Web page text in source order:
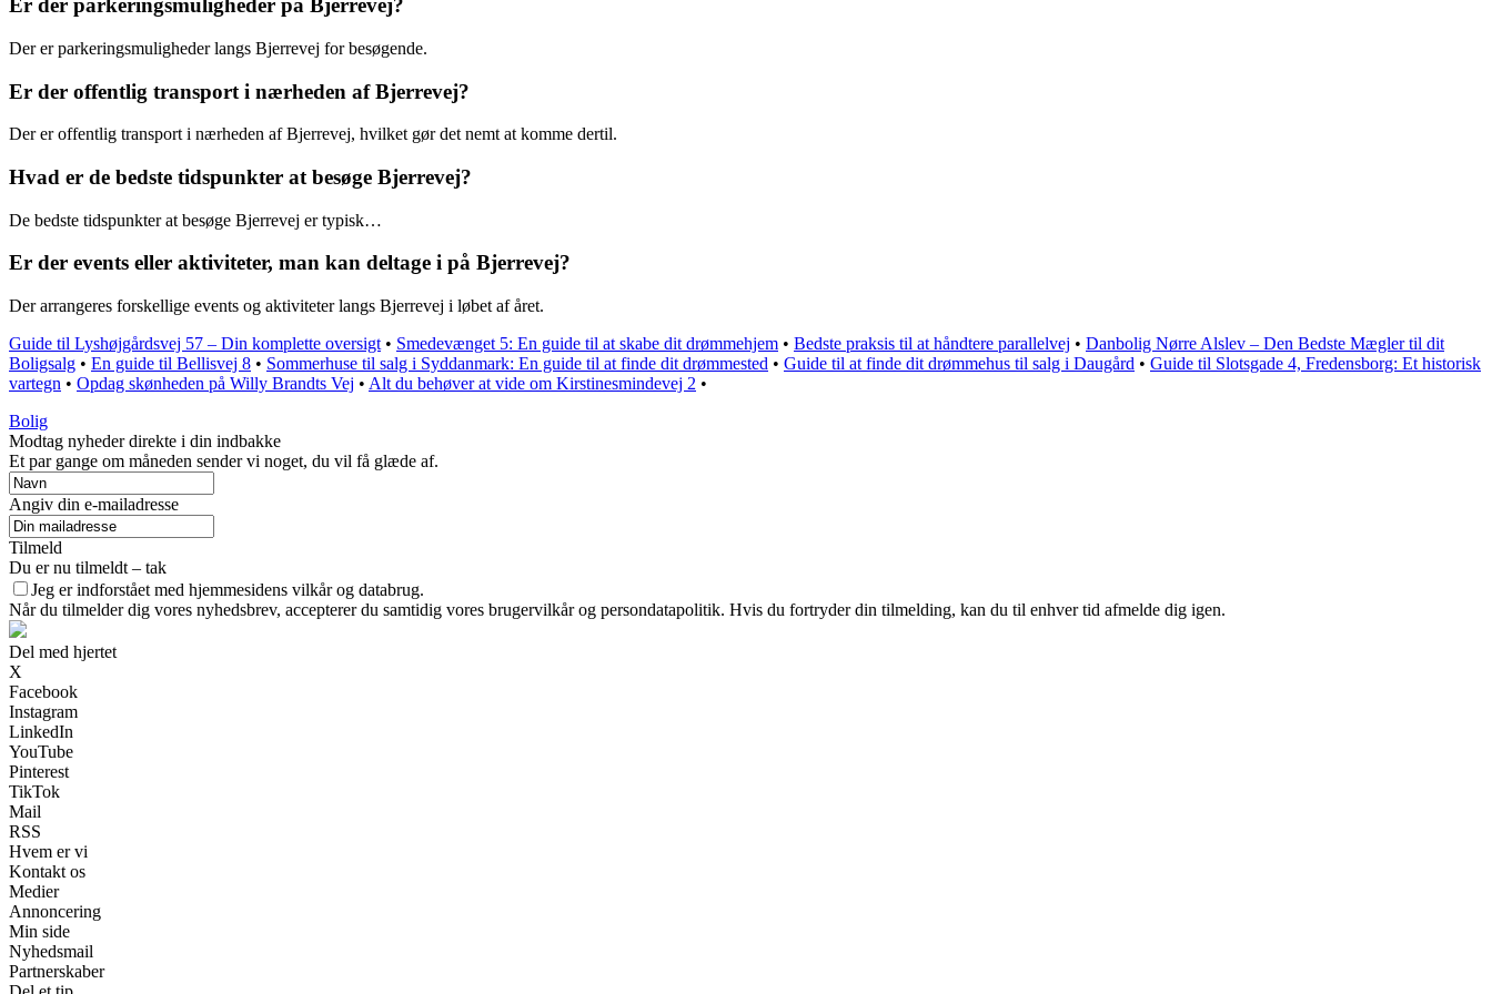
Er der parkeringsmuligheder på Bjerrevej?
Der er parkeringsmuligheder langs Bjerrevej for besøgende.
Er der offentlig transport i nærheden af Bjerrevej?
Der er offentlig transport i nærheden af Bjerrevej, hvilket gør det nemt at komme dertil.
Hvad er de bedste tidspunkter at besøge Bjerrevej?
De bedste tidspunkter at besøge Bjerrevej er typisk…
Er der events eller aktiviteter, man kan deltage i på Bjerrevej?
Der arrangeres forskellige events og aktiviteter langs Bjerrevej i løbet af året.
Guide til Lyshøjgårdsvej 57 – Din komplette oversigt • Smedevænget 5: En guide til at skabe dit drømmehjem • Bedste praksis til at håndtere parallelvej • Danbolig Nørre Alslev – Den Bedste Mægler til dit
Boligsalg • En guide til Bellisvej 8 • Sommerhuse til salg i Syddanmark: En guide til at finde dit drømmested • Guide til at finde dit drømmehus til salg i Daugård • Guide til Slotsgade 4, Fredensborg: Et historisk
vartegn • Opdag skønheden på Willy Brandts Vej • Alt du behøver at vide om Kirstinesmindevej 2 •
Bolig
Modtag nyheder direkte i din indbakke
Et par gange om måneden sender vi noget, du vil få glæde af.
Angiv din e-mailadresse
Tilmeld
Du er nu tilmeldt – tak
Jeg er indforstået med hjemmesidens vilkår og databrug.
Når du tilmelder dig vores nyhedsbrev, accepterer du samtidig vores brugervilkår og persondatapolitik. Hvis du fortryder din tilmelding, kan du til enhver tid afmelde dig igen.
Del med hjertet
X
Facebook
Instagram
LinkedIn
YouTube
Pinterest
TikTok
Mail
RSS
Hvem er vi
Kontakt os
Medier
Annoncering
Min side
Nyhedsmail
Partnerskaber